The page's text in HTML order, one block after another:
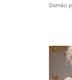
Domáci